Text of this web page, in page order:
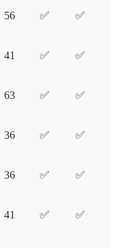
56 ✅ ✅
41 ✅ ✅
63 ✅ ✅
36 ✅ ✅
36 ✅ ✅
41 ✅ ✅